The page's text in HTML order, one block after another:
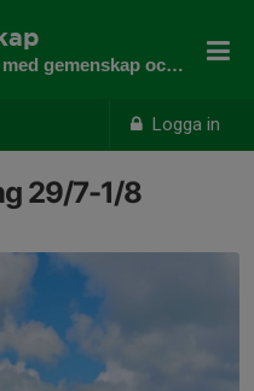
Logga in
En levande verksamhet med gemenskap och utveckling
29/7-1/8